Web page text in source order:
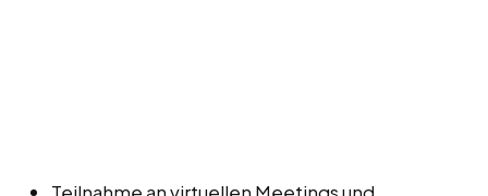
Teilnahme an virtuellen Meetings und